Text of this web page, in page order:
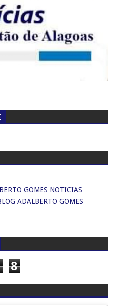
GOMES NOTICIAS
ADALBERTO GOMES
8